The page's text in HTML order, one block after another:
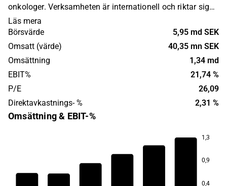
onkologer. Verksamheten är internationell och riktar sig
till kunder runtom den globala marknaden. RaySearch
Laboratories grundades 2000 och har sitt huvudkontor i
Stockholm.
Läs mera
Börsvärde
5,95 md SEK
Omsatt (värde)
40,35 mn SEK
Omsättning
1,34 md
EBIT%
21,74 %
P/E
26,09
Direktavkastnings- %
2,31 %
Omsättning & EBIT-%
1,3
0,9
0,4